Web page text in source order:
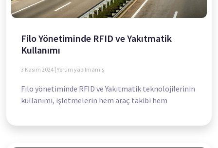
Filo Yönetiminde RFID ve Yakıtmatik
Kullanımı
3 Kasım 2024 Yorum yapılmamış
Filo yönetiminde RFID ve Yakıtmatik teknolojilerinin
kullanımı, işletmelerin hem araç takibi hem